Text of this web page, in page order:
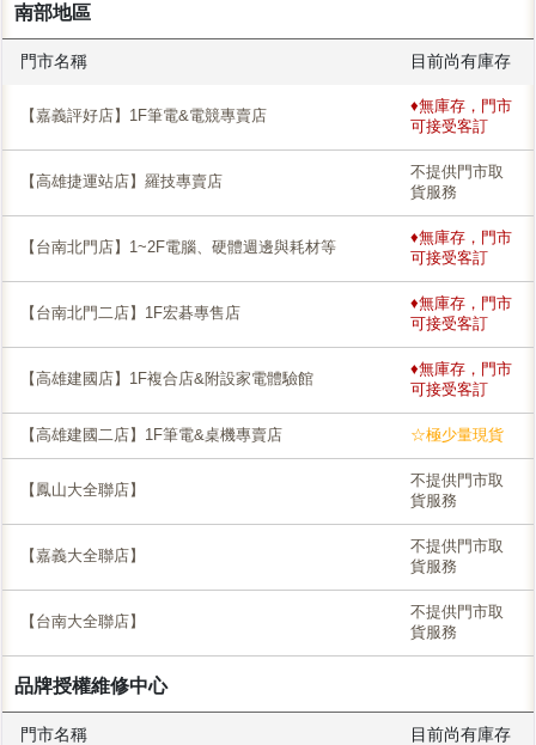
南部地區
門市名稱 目前尚有庫存
【嘉義評好店】1F筆電&電競專賣店
♦無庫存，門市
可接受客訂
【高雄捷運站店】羅技專賣店
不提供門市取
貨服務
【台南北門店】1~2F電腦、硬體週邊與耗材等
♦無庫存，門市
可接受客訂
【台南北門二店】1F宏碁專售店
♦無庫存，門市
可接受客訂
【高雄建國店】1F複合店&附設家電體驗館
♦無庫存，門市
可接受客訂
【高雄建國二店】1F筆電&桌機專賣店 ☆極少量現貨
【鳳山大全聯店】
不提供門市取
貨服務
【嘉義大全聯店】
不提供門市取
貨服務
【台南大全聯店】
不提供門市取
貨服務
品牌授權維修中心
門市名稱 目前尚有庫存